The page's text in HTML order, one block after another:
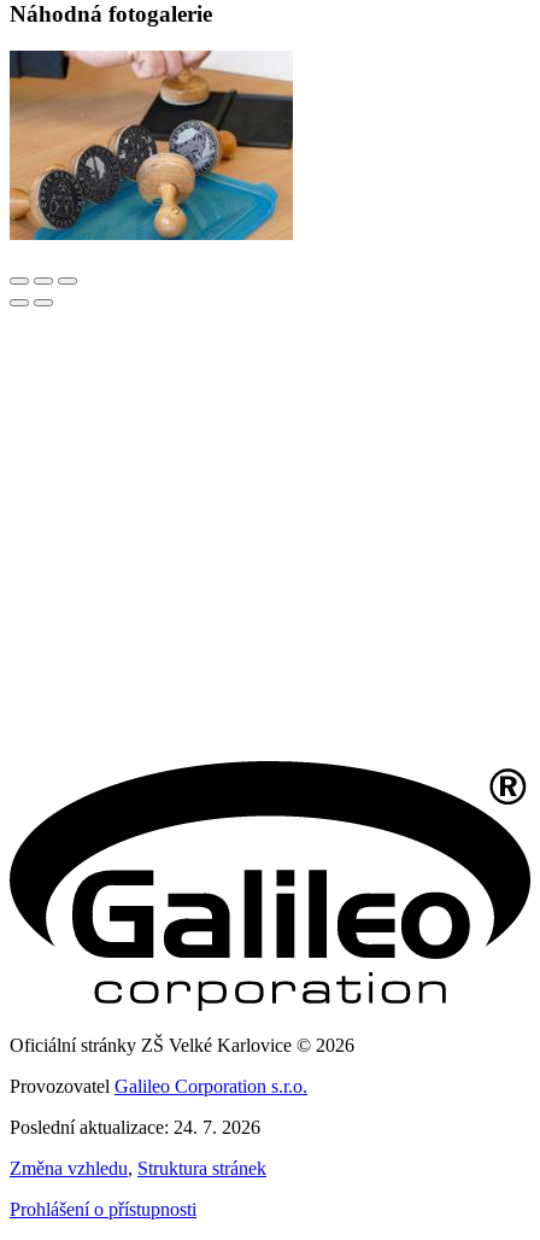
Náhodná fotogalerie
Oficiální stránky ZŠ Velké Karlovice © 2026
Provozovatel Galileo Corporation s.r.o.
Poslední aktualizace: 24. 7. 2026
Změna vzhledu, Struktura stránek
Prohlášení o přístupnosti